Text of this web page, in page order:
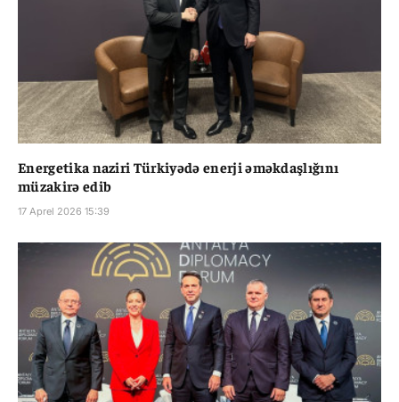
Energetika naziri Türkiyədə enerji əməkdaşlığını
müzakirə edib
17 Aprel 2026 15:39